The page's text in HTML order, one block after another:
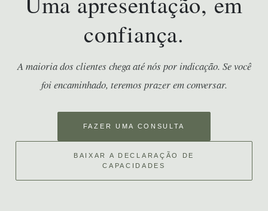
confiança.
A maioria dos clientes chega até nós por indicação. Se você
foi encaminhado, teremos prazer em conversar.
FAZER UMA CONSULTA
BAIXAR A DECLARAÇÃO DE
CAPACIDADES